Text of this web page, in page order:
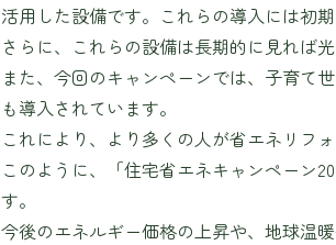
活用した設備です。これらの導入には初
さらに、これらの設備は長期的に見れば
また、今回のキャンペーンでは、子育て
も導入されています。
これにより、より多くの人が省エネリフ
このように、「住宅省エネキャンペーン
す。
今後のエネルギー価格の上昇や、地球温